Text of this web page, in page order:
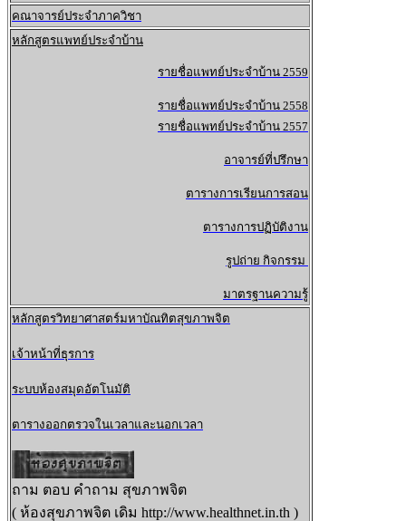
คณาจารย์ประจำภาควิชา
หลักสูตรแพทย์ประจำบ้าน
รายชื่อแพทย์ประจำบ้าน 2559
รายชื่อแพทย์ประจำบ้าน 2558
รายชื่อแพทย์ประจำบ้าน 2557
อาจารย์ที่ปรึกษา
ตารางการเรียนการสอน
ตารางการปฏิบัติงาน
รูปถ่าย กิจกรรม
มาตรฐานความรู้
หลักสูตรวิทยาศาสตร์มหาบัณทิตสุขภาพจิต
เจ้าหน้าที่ธุรการ
ระบบห้องสมุดอัตโนมัติ
ตารางออกตรวจในเวลาและนอกเวลา
ถาม ตอบ คำถาม สุขภาพจิต
( ห้องสุขภาพจิต เดิม http://www.healthnet.in.th )